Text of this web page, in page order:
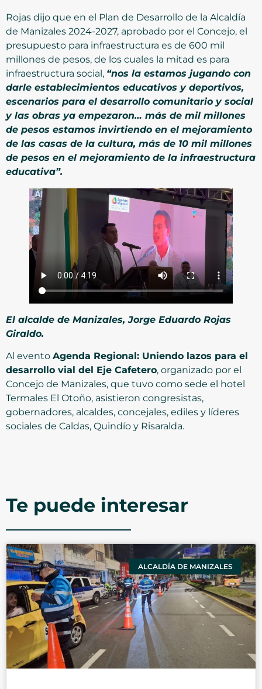
Rojas dijo que en el Plan de Desarrollo de la Alcaldía
de Manizales 2024-2027, aprobado por el Concejo, el
presupuesto para infraestructura es de 600 mil
millones de pesos, de los cuales la mitad es para
infraestructura social, “nos la estamos jugando con
darle establecimientos educativos y deportivos,
escenarios para el desarrollo comunitario y social
y las obras ya empezaron… más de mil millones
de pesos estamos invirtiendo en el mejoramiento
de las casas de la cultura, más de 10 mil millones
de pesos en el mejoramiento de la infraestructura
educativa”.
El alcalde de Manizales, Jorge Eduardo Rojas
Giraldo.
Al evento Agenda Regional: Uniendo lazos para el
desarrollo vial del Eje Cafetero, organizado por el
Concejo de Manizales, que tuvo como sede el hotel
Termales El Otoño, asistieron congresistas,
gobernadores, alcaldes, concejales, ediles y líderes
sociales de Caldas, Quindío y Risaralda.
Te puede interesar
ALCALDÍA DE MANIZALES